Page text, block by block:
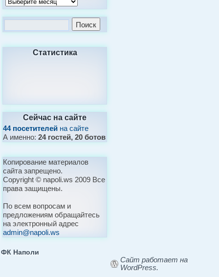
Статистика
Сейчас на сайте
44 посетителей на сайте
А именно:24 гостей, 20 ботов
Копирование материалов
сайта запрещено.
Copyright © napoli.ws 2009 Все
права защищены.
По всем вопросам и
предложениям обращайтесь
на электронный адрес
admin@napoli.ws
ФК Наполи
Сайт работает на
WordPress.